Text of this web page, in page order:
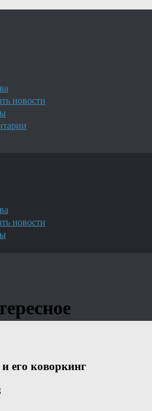
новости
новости
его коворкинг